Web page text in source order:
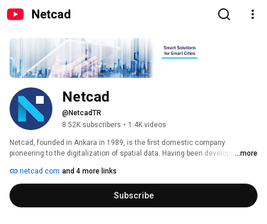
Netcad
Netcad
@NetcadTR
8.52K subscribers • 1.4K videos
Netcad, founded in Ankara in 1989, is the first domestic company
pioneering to the digitalization of spatial data. Having been developed by
users, Netcad is located at the core of spatial data ecosystem.
...more
netcad.com and 4 more links
Subscribe